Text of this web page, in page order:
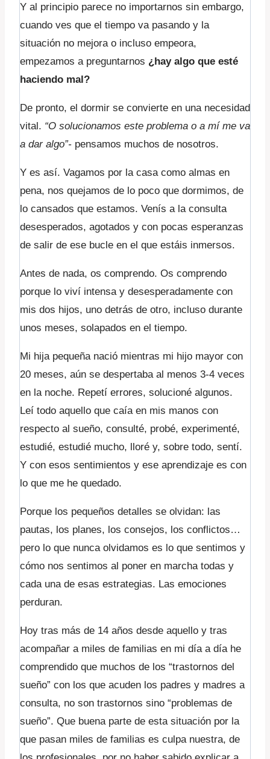
Y al principio parece no importarnos sin embargo,
cuando ves que el tiempo va pasando y la
situación no mejora o incluso empeora,
empezamos a preguntarnos ¿hay algo que esté
haciendo mal?
De pronto, el dormir se convierte en una necesidad
vital. “O solucionamos este problema o a mí me va
a dar algo”- pensamos muchos de nosotros.
Y es así. Vagamos por la casa como almas en
pena, nos quejamos de lo poco que dormimos, de
lo cansados que estamos. Venís a la consulta
desesperados, agotados y con pocas esperanzas
de salir de ese bucle en el que estáis inmersos.
Antes de nada, os comprendo. Os comprendo
porque lo viví intensa y desesperadamente con
mis dos hijos, uno detrás de otro, incluso durante
unos meses, solapados en el tiempo.
Mi hija pequeña nació mientras mi hijo mayor con
20 meses, aún se despertaba al menos 3-4 veces
en la noche. Repetí errores, solucioné algunos.
Leí todo aquello que caía en mis manos con
respecto al sueño, consulté, probé, experimenté,
estudié, estudié mucho, lloré y, sobre todo, sentí.
Y con esos sentimientos y ese aprendizaje es con
lo que me he quedado.
Porque los pequeños detalles se olvidan: las
pautas, los planes, los consejos, los conflictos…
pero lo que nunca olvidamos es lo que sentimos y
cómo nos sentimos al poner en marcha todas y
cada una de esas estrategias. Las emociones
perduran.
Hoy tras más de 14 años desde aquello y tras
acompañar a miles de familias en mi día a día he
comprendido que muchos de los “trastornos del
sueño” con los que acuden los padres y madres a
consulta, no son trastornos sino “problemas de
sueño”. Que buena parte de esta situación por la
que pasan miles de familias es culpa nuestra, de